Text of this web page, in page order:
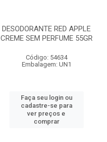
DESODORANTE RED APPLE
CREME SEM PERFUME 55GR
Código: 54634
Embalagem: UN1
Faça seu login ou
cadastre-se para
ver preços e
comprar